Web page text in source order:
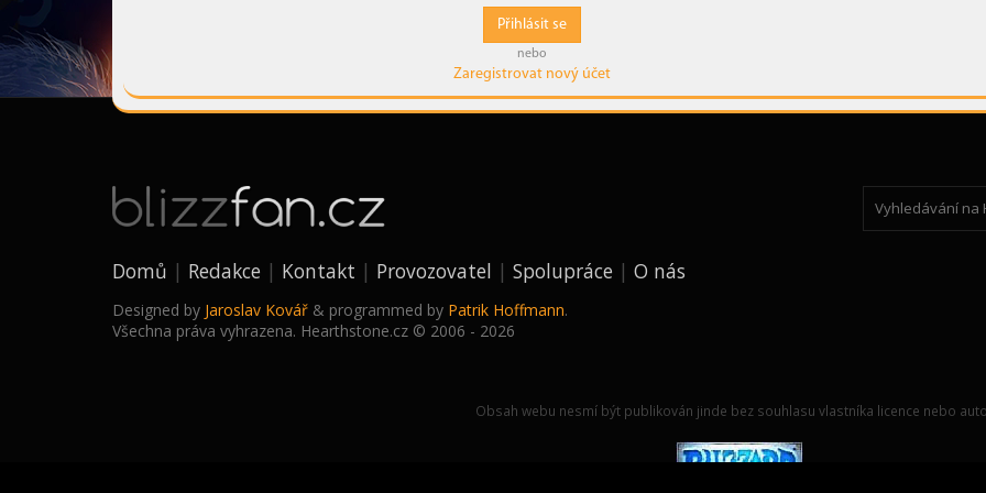
Přihlásit se
nebo
Zaregistrovat nový účet
Domů Redakce Kontakt Provozovatel Spolupráce O nás
Designed by Jaroslav Kovář & programmed by Patrik Hoffmann.
Všechna práva vyhrazena. Hearthstone.cz © 2006 - 2026
Obsah webu nesmí být publikován jinde bez souhlasu vlastníka licence nebo